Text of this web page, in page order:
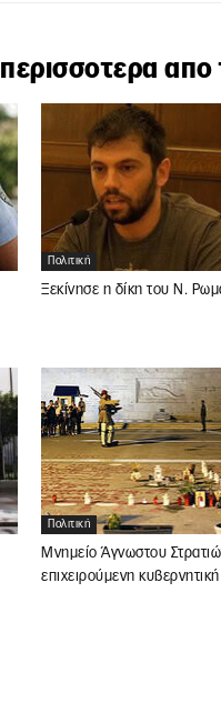
περισσοτερα απο
Πολιτική
Ξεκίνησε η δίκη του Ν.
Πολιτική
Μνημείο Άγνωστου
επιχειρούμενη